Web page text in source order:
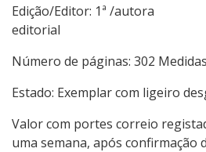
Edição/Editor: 1ª /
editorial
Número de páginas: 302
Estado: Exemplar com ligeiro
Valor com portes correio
uma semana, após confirmação